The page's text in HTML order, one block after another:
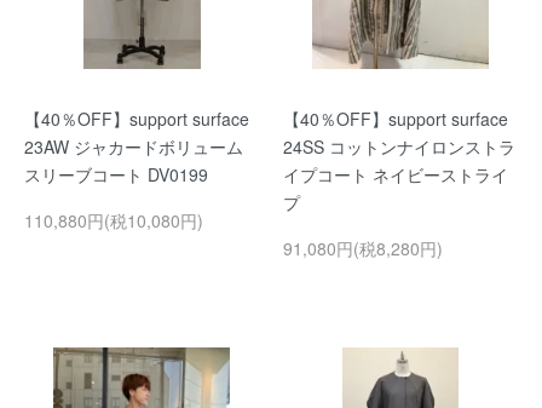
【40％OFF】support surface
23AW ジャカードボリューム
スリーブコート DV0199
110,880円(税10,080円)
【40％OFF】support surface
24SS コットンナイロンストラ
イプコート ネイビーストライ
プ
91,080円(税8,280円)